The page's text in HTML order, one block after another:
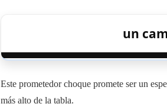
un
Este prometedor choque promete ser un
más alto de la tabla.